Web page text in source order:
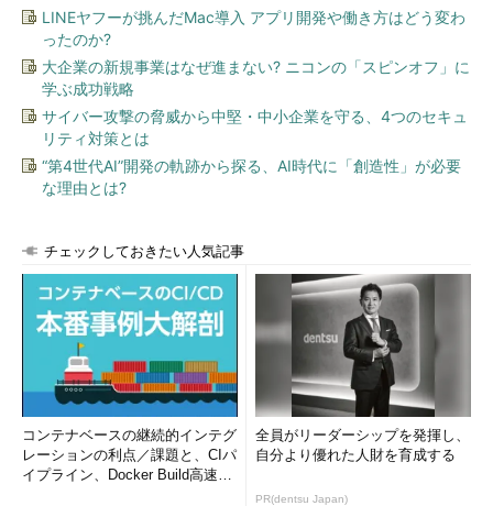
図1 ルーター、スイッチ、PCの接続方式の様子
スイッチは、コリジョンドメインを分割できる点がハブと異な
ります。コリジョンドメインの規模を「小さく」することが、ス
イッチを使う一番の目的です。コリジョンドメインが小さくなれ
ばなるほど、ネットワークの帯域幅を理論値に近い値まで使えま
す。スイッチでは、1つのポートと接続されるPCなどだけでコリ
ジョンドメインとなる、「マイクロセグメンテーション」という
考え方を実現しています。
スイッチはハブの機能も併せ持つ機器でもあるため、現在市販
LINEヤフーが挑んだMac導入 アプリ開発や働き方はどう変わ
ったのか?
大企業の新規事業はなぜ進まない? ニコンの「スピンオフ」に
学ぶ成功戦略
サイバー攻撃の脅威から中堅・中小企業を守る、4つのセキュ
リティ対策とは
“第4世代AI”開発の軌跡から探る、AI時代に「創造性」が必要
な理由とは?
チェックしておきたい人気記事
コンテナベースの継続的インテグ
レーションの利点／課題と、CIパ
イプライン、Docker Build高速化
全員がリーダーシップを発揮し、
自分より優れた人財を育成する
PR(dentsu Japan)